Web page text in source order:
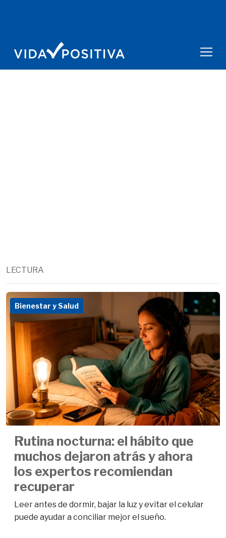
LECTURA
Bienestar y Salud
Rutina nocturna: el hábito que
muchos dejaron atrás y ahora
los expertos recomiendan
recuperar
Leer antes de dormir, bajar la luz y evitar el celular
puede ayudar a conciliar mejor el sueño.